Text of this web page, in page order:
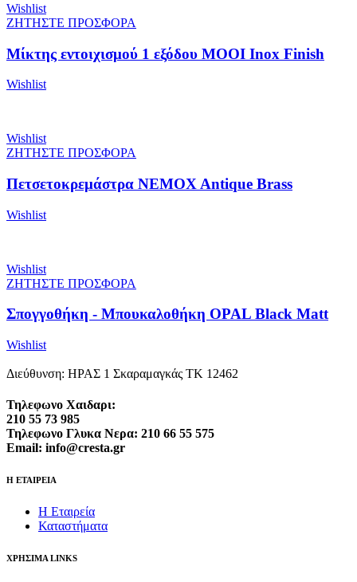
Wishlist
ΖΗΤΗΣΤΕ ΠΡΟΣΦΟΡΑ
Μίκτης εντοιχισμού 1 εξόδου MOOI Inox Finish
Wishlist
Wishlist
ΖΗΤΗΣΤΕ ΠΡΟΣΦΟΡΑ
Πετσετοκρεμάστρα NEMOX Antique Brass
Wishlist
Wishlist
ΖΗΤΗΣΤΕ ΠΡΟΣΦΟΡΑ
Σπογγοθήκη - Μπουκαλοθήκη OPAL Black Matt
Wishlist
Διεύθυνση: ΗΡΑΣ 1 Σκαραμαγκάς ΤΚ 12462
Τηλεφωνο Χαιδαρι:
210 55 73 985
Τηλεφωνο Γλυκα Νερα: 210 66 55 575
Email: info@cresta.gr
Η ΕΤΑΙΡΕΙΑ
Η Εταιρεία
Καταστήματα
ΧΡΗΣΙΜΑ LINKS